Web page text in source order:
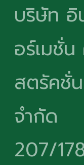
บริษัท
อร์เมชั่
สตรัคชั่น
จำกัด
207/